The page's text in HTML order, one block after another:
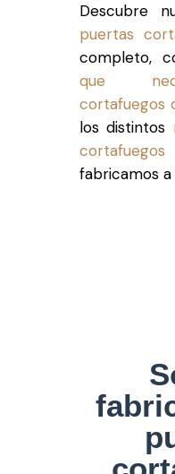
Descubre
puertas
completo,
que
cortafuegos
los distintos
fabricamos a